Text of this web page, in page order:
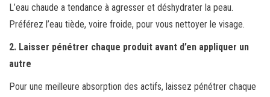
L’eau chaude a tendance à agresser et déshydrater la peau.
Préférez l’eau tiède, voire froide, pour vous nettoyer le visage.
2. Laisser pénétrer chaque produit avant d’en appliquer un
autre
Pour une meilleure absorption des actifs, laissez pénétrer chaque